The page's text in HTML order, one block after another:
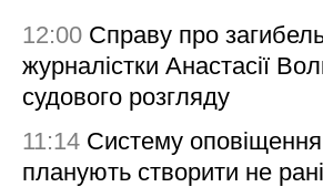
12:00 Справу про
журналістки Анастасії
судового розгляду
11:14 Систему
планують створити не